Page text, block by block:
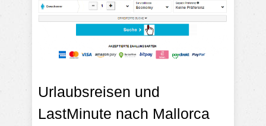
Urlaubsreisen und
LastMinute nach Mallorca